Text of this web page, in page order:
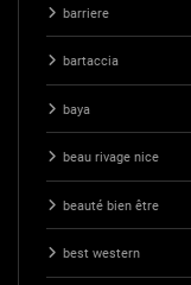
barriere
bartaccia
baya
beau rivage nice
beauté bien être
best western